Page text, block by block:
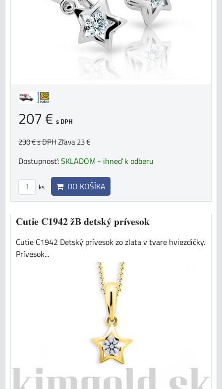
207 € s DPH
230 €s DPHZľava 23 €
Dostupnosť:SKLADOM - ihneď k odberu
ks DO KOŠÍKA
Cutie C1942 žB detský prívesok
Cutie C1942 Detský prívesok zo zlata v tvare hviezdičky.
Prívesok...